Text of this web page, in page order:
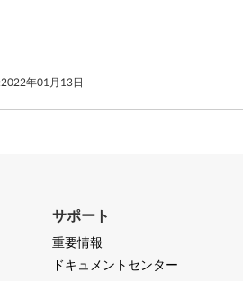
2022年01月13日
サポート
重要情報
ドキュメントセンター